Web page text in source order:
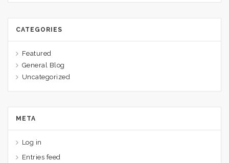
CATEGORIES
Featured
General Blog
Uncategorized
META
Log in
Entries feed